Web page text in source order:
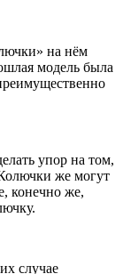
на нём
модель была
упор на том,
же могут
конечно же,
случае